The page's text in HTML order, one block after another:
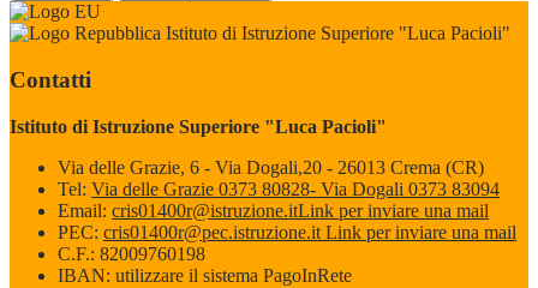
Istituto di Istruzione Superiore "Luca Pacioli"
Contatti
Istituto di Istruzione Superiore "Luca Pacioli"
Via delle Grazie, 6 - Via Dogali,20 - 26013 Crema (CR)
Tel: Via delle Grazie 0373 80828- Via Dogali 0373 83094
Email: cris01400r@istruzione.itLink per inviare una mail
PEC: cris01400r@pec.istruzione.it Link per inviare una mail
C.F.: 82009760198
IBAN: utilizzare il sistema PagoInRete